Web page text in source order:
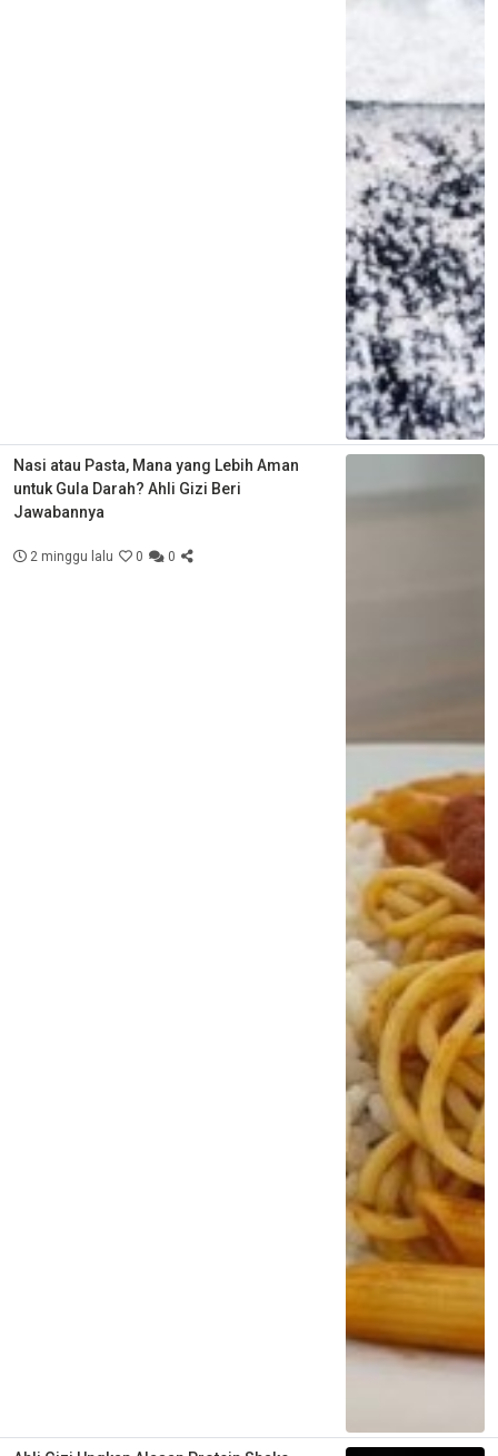
Nasi atau Pasta, Mana yang Lebih Aman
untuk Gula Darah? Ahli Gizi Beri
Jawabannya
2 minggu lalu 0 0